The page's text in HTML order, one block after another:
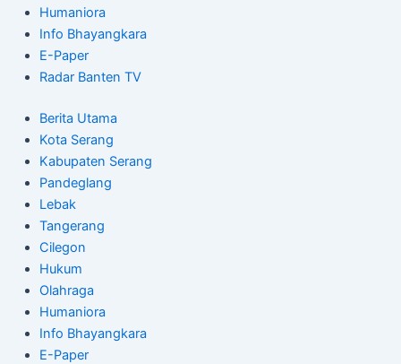
Humaniora
Info Bhayangkara
E-Paper
Radar Banten TV
Berita Utama
Kota Serang
Kabupaten Serang
Pandeglang
Lebak
Tangerang
Cilegon
Hukum
Olahraga
Humaniora
Info Bhayangkara
E-Paper